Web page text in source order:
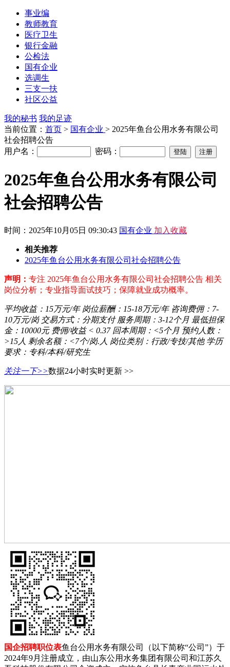
事业编
教师教育
医疗卫生
银行金融
公检法
国有企业
选调生
三支一扶
社区公益
我的秘书 我的足迹
当前位置： 首页 > 国有企业 > 2025年鱼台公用水务有限公司
社会招聘公告
用户名：
密码：
2025年鱼台公用水务有限公司
社会招聘公告
时间：2025年10月05日 09:30:43 国有企业 加入收藏
相关推荐
2025年鱼台公用水务有限公司社会招聘公告
声明： 专注 2025年鱼台公用水务有限公司社会招聘公告 相关
岗位分析；专业指导面试技巧；保障就业成功概率。
平均收益： 15万元/年 岗位薪酬： 15-18万元/年 咨询费佣： 7-
10万元/岗 交易方式： 分期支付 服务周期： 3-12个月 最低担保
金： 10000元 费佣/收益 < 0.37 回本周期： <5个月 预约人数：
>15人 剩余名额： <7个/岗.人 岗位类别： 行政/专技/其他 学历
要求： 专科/本科/研究生
关注一下>>数据24小时实时更新 >>
国企招聘职位表鱼台公用水务有限公司（以下简称“公司”）于
2024年9月注册成立，由山东公用水务集团有限公司和江苏久